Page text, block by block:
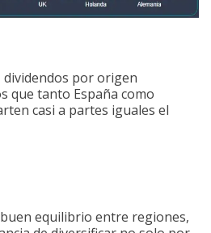
dividendos por origen
que tanto España como
casi a partes iguales el
equilibrio entre regiones,